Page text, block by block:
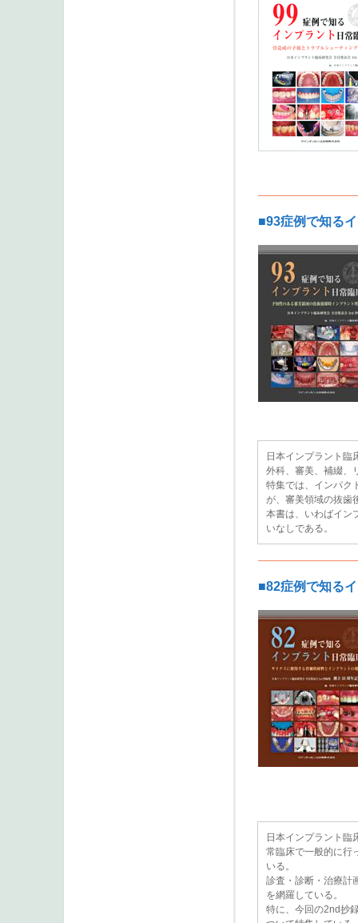
■93症例で知る
日本インプラント臨
外科、審美、補綴、
特集では、インパク
が、審美領域の抜歯
本書は、いわばイン
いなしである。
■82症例で知る
日本インプラント臨
常臨床で一般的に行
いる。
診査・診断・治療計
を網羅している。
特に、今回の2nd抄